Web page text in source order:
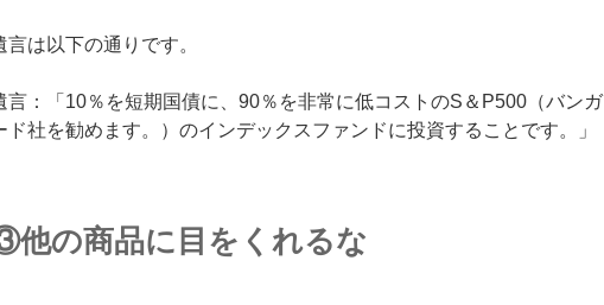
言は以下の通りです。
言：「10％を短期国債に、90％を非常に低コストのS＆P500（バンガ
ド社を勧めます。）のインデックスファンドに投資することです。」
他の商品に目をくれるな